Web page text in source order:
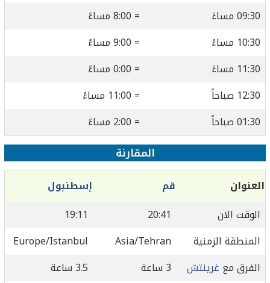
09:30 مساءً
= 8:00 مساءً
10:30 مساءً
= 9:00 مساءً
11:30 مساءً
= 0:00 مساءً
12:30 صباحاً
= 11:00 مساءً
01:30 صباحاً
= 2:00 مساءً
المقارنة
العنوان قم
إسطنبول
الوقت الان
20:41
19:11
المنطقة الزمنية
Asia/Tehran
Europe/Istanbul
الفرق مع غرينتش 3 ساعة
3.5 ساعة